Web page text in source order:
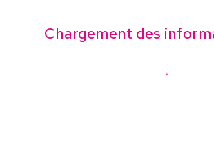
Chargement des